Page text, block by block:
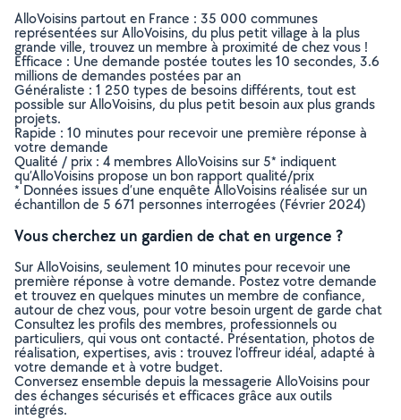
AlloVoisins partout en France : 35 000 communes
représentées sur AlloVoisins, du plus petit village à la plus
grande ville, trouvez un membre à proximité de chez vous !
Efficace : Une demande postée toutes les 10 secondes, 3.6
millions de demandes postées par an
Généraliste : 1 250 types de besoins différents, tout est
possible sur AlloVoisins, du plus petit besoin aux plus grands
projets.
Rapide : 10 minutes pour recevoir une première réponse à
votre demande
Qualité / prix : 4 membres AlloVoisins sur 5* indiquent
qu’AlloVoisins propose un bon rapport qualité/prix
* Données issues d’une enquête AlloVoisins réalisée sur un
échantillon de 5 671 personnes interrogées (Février 2024)
Vous cherchez un gardien de chat en urgence ?
Sur AlloVoisins, seulement 10 minutes pour recevoir une
première réponse à votre demande. Postez votre demande
et trouvez en quelques minutes un membre de confiance,
autour de chez vous, pour votre besoin urgent de garde chat
Consultez les profils des membres, professionnels ou
particuliers, qui vous ont contacté. Présentation, photos de
réalisation, expertises, avis : trouvez l'offreur idéal, adapté à
votre demande et à votre budget.
Conversez ensemble depuis la messagerie AlloVoisins pour
des échanges sécurisés et efficaces grâce aux outils
intégrés.